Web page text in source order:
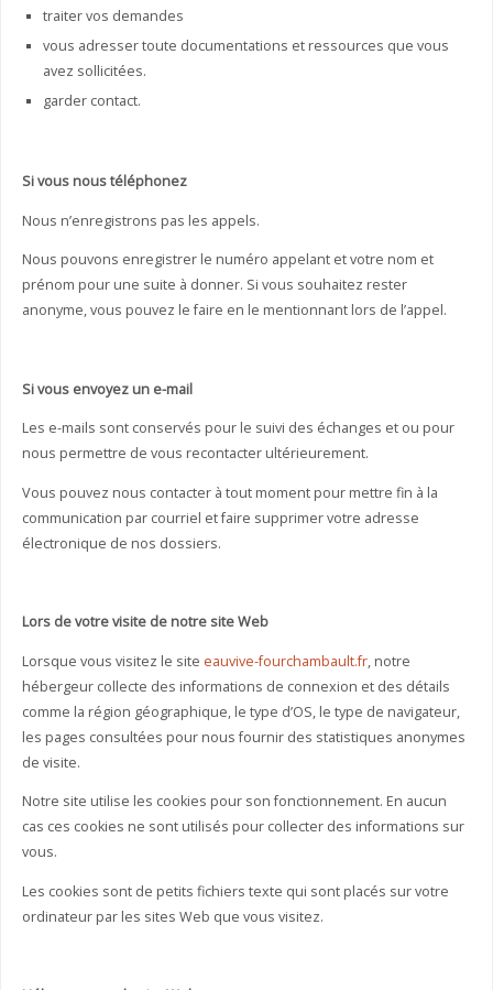
traiter vos demandes
vous adresser toute documentations et ressources que vous
avez sollicitées.
garder contact.
Si vous nous téléphonez
Nous n’enregistrons pas les appels.
Nous pouvons enregistrer le numéro appelant et votre nom et
prénom pour une suite à donner. Si vous souhaitez rester
anonyme, vous pouvez le faire en le mentionnant lors de l’appel.
Si vous envoyez un e-mail
Les e-mails sont conservés pour le suivi des échanges et ou pour
nous permettre de vous recontacter ultérieurement.
Vous pouvez nous contacter à tout moment pour mettre fin à la
communication par courriel et faire supprimer votre adresse
électronique de nos dossiers.
Lors de votre visite de notre site Web
Lorsque vous visitez le site eauvive-fourchambault.fr, notre
hébergeur collecte des informations de connexion et des détails
comme la région géographique, le type d’OS, le type de navigateur,
les pages consultées pour nous fournir des statistiques anonymes
de visite.
Notre site utilise les cookies pour son fonctionnement. En aucun
cas ces cookies ne sont utilisés pour collecter des informations sur
vous.
Les cookies sont de petits fichiers texte qui sont placés sur votre
ordinateur par les sites Web que vous visitez.